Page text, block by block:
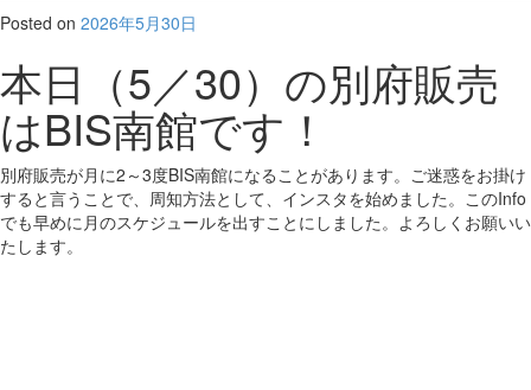
Posted on 2026年5月30日
本日（5／30）の別府販売
はBIS南館です！
別府販売が月に2～3度BIS南館になることがあります。ご迷惑をお掛け
すると言うことで、周知方法として、インスタを始めました。このInfo
でも早めに月のスケジュールを出すことにしました。よろしくお願いい
たします。